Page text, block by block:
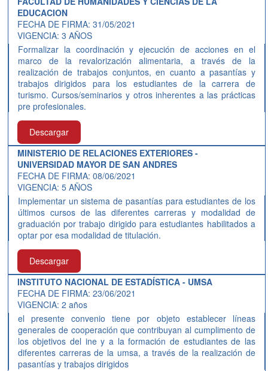
EDUCACION
FECHA DE FIRMA: 31/05/2021
VIGENCIA: 3 AÑOS
Formalizar la coordinación y ejecución de acciones en el
marco de la revalorización alimentaria, a través de la
realización de trabajos conjuntos, en cuanto a pasantías y
trabajos dirigidos para los estudiantes de la carrera de
turismo. Cursos/seminarios y otros inherentes a las prácticas
pre profesionales.
Descargar
MINISTERIO DE RELACIONES EXTERIORES -
UNIVERSIDAD MAYOR DE SAN ANDRES
FECHA DE FIRMA: 08/06/2021
VIGENCIA: 5 AÑOS
Implementar un sistema de pasantías para estudiantes de los
últimos cursos de las diferentes carreras y modalidad de
graduación por trabajo dirigido para estudiantes habilitados a
optar por esa modalidad de titulación.
Descargar
INSTITUTO NACIONAL DE ESTADÍSTICA - UMSA
FECHA DE FIRMA: 23/06/2021
VIGENCIA: 2 años
el presente convenio tiene por objeto establecer líneas
generales de cooperación que contribuyan al cumplimento de
los objetivos del ine y a la formación de estudiantes de las
diferentes carreras de la umsa, a través de la realización de
pasantías y trabajos dirigidos